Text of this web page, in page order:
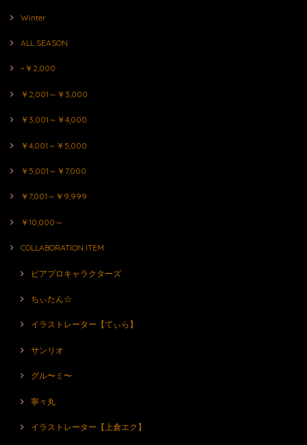
Winter
ALL SEASON
~￥2,000
￥2,001～￥3,000
￥3,001～￥4,000
￥4,001～￥5,000
￥5,001～￥7,000
￥7,001～￥9,999
￥10,000～
COLLABORATION ITEM
ピアプロキャラクターズ
ちぃたん☆
イラストレーター【てぃら】
サンリオ
グル〜ミ〜
寧々丸
イラストレーター【上倉エク】